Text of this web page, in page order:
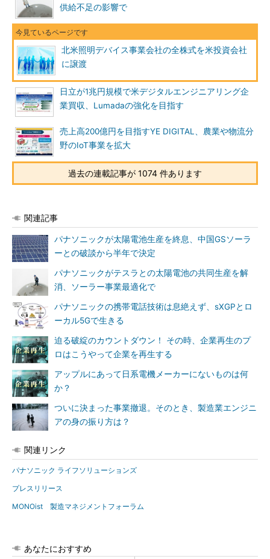
供給不足の影響で
北米照明デバイス事業会社の全株式を米投資会社
に譲渡
日立が1兆円規模で米デジタルエンジニアリング企
業買収、Lumadaの強化を目指す
売上高200億円を目指すYE DIGITAL、農業や物流分
野のIoT事業を拡大
過去の連載記事が 1074 件あります
関連記事
パナソニックが太陽電池生産を終息、中国GSソーラ
ーとの破談から半年で決定
パナソニックがテスラとの太陽電池の共同生産を解
消、ソーラー事業最適化で
パナソニックの携帯電話技術は息絶えず、sXGPとロ
ーカル5Gで生きる
迫る破綻のカウントダウン！ その時、企業再生のプ
ロはこうやって企業を再生する
アップルにあって日系電機メーカーにないものは何
か？
ついに決まった事業撤退。そのとき、製造業エンジニ
アの身の振り方は？
関連リンク
パナソニック ライフソリューションズ
プレスリリース
MONOist 製造マネジメントフォーラム
あなたにおすすめ